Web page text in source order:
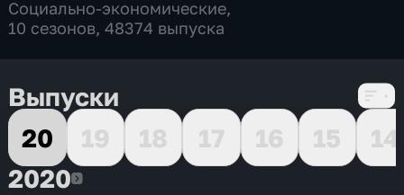
Социально-экономические,
10 сезонов, 48374 выпуска
Выпуски
20
19 18 17 16 15
14
20202020